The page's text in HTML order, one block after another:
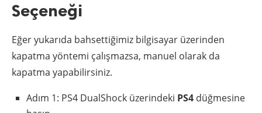
Seçeneği
Eğer yukarıda bahsettiğimiz bilgisayar üzerinden
kapatma yöntemi çalışmazsa, manuel olarak da
kapatma yapabilirsiniz.
Adım 1: PS4 DualShock üzerindeki PS4 düğmesine